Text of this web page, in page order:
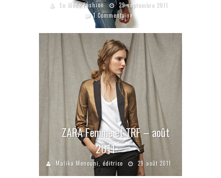
En Mode Fashion
29 septembre 2011
1 Commentaire
ZARA Femme et TRF – août
2011
Malika Menouni, éditrice 29 août 2011